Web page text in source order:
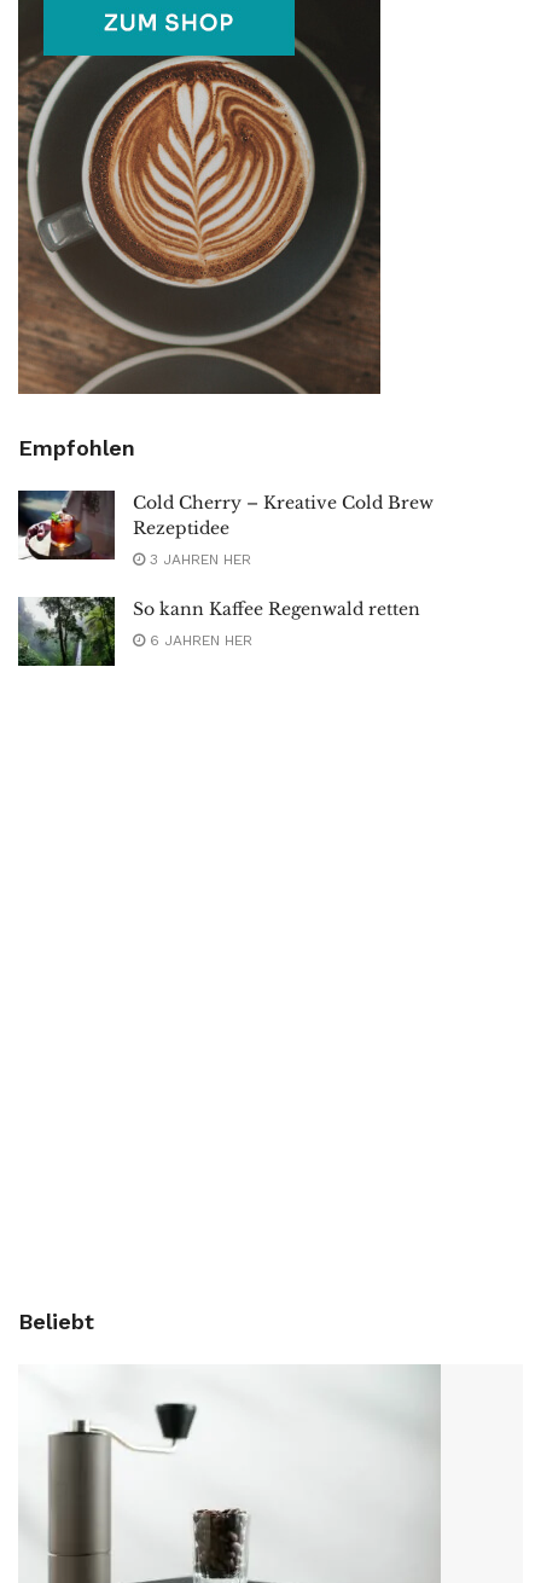
Empfohlen
Cold Cherry – Kreative Cold Brew
Rezeptidee
3 JAHREN HER
So kann Kaffee Regenwald retten
6 JAHREN HER
Beliebt